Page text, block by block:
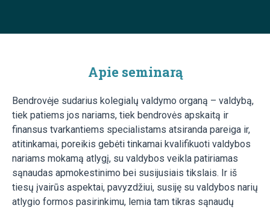
Apie seminarą
Bendrovėje sudarius kolegialų valdymo organą – valdybą,
tiek patiems jos nariams, tiek bendrovės apskaitą ir
finansus tvarkantiems specialistams atsiranda pareiga ir,
atitinkamai, poreikis gebėti tinkamai kvalifikuoti valdybos
nariams mokamą atlygį, su valdybos veikla patiriamas
sąnaudas apmokestinimo bei susijusiais tikslais. Ir iš
tiesų įvairūs aspektai, pavyzdžiui, susiję su valdybos narių
atlygio formos pasirinkimu, lemia tam tikras sąnaudų